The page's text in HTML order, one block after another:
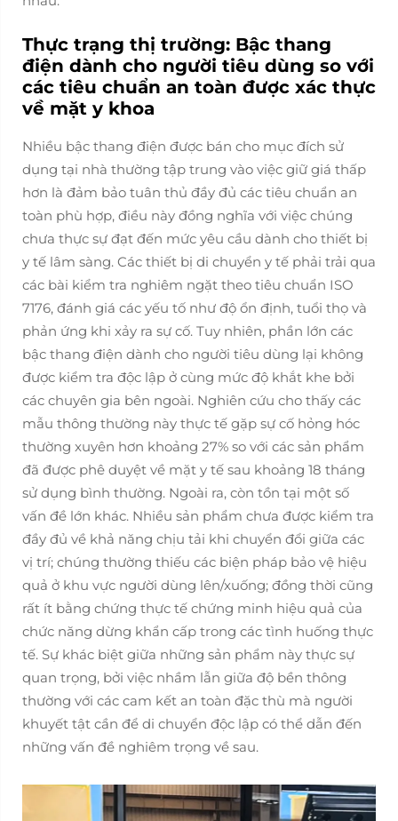
Thực trạng thị trường: Bậc thang
điện dành cho người tiêu dùng so với
các tiêu chuẩn an toàn được xác thực
về mặt y khoa
Nhiều bậc thang điện được bán cho mục đích sử
dụng tại nhà thường tập trung vào việc giữ giá thấp
hơn là đảm bảo tuân thủ đầy đủ các tiêu chuẩn an
toàn phù hợp, điều này đồng nghĩa với việc chúng
chưa thực sự đạt đến mức yêu cầu dành cho thiết bị
y tế lâm sàng. Các thiết bị di chuyển y tế phải trải qua
các bài kiểm tra nghiêm ngặt theo tiêu chuẩn ISO
7176, đánh giá các yếu tố như độ ổn định, tuổi thọ và
phản ứng khi xảy ra sự cố. Tuy nhiên, phần lớn các
bậc thang điện dành cho người tiêu dùng lại không
được kiểm tra độc lập ở cùng mức độ khắt khe bởi
các chuyên gia bên ngoài. Nghiên cứu cho thấy các
mẫu thông thường này thực tế gặp sự cố hỏng hóc
thường xuyên hơn khoảng 27% so với các sản phẩm
đã được phê duyệt về mặt y tế sau khoảng 18 tháng
sử dụng bình thường. Ngoài ra, còn tồn tại một số
vấn đề lớn khác. Nhiều sản phẩm chưa được kiểm tra
đầy đủ về khả năng chịu tải khi chuyển đổi giữa các
vị trí; chúng thường thiếu các biện pháp bảo vệ hiệu
quả ở khu vực người dùng lên/xuống; đồng thời cũng
rất ít bằng chứng thực tế chứng minh hiệu quả của
chức năng dừng khẩn cấp trong các tình huống thực
tế. Sự khác biệt giữa những sản phẩm này thực sự
quan trọng, bởi việc nhầm lẫn giữa độ bền thông
thường với các cam kết an toàn đặc thù mà người
khuyết tật cần để di chuyển độc lập có thể dẫn đến
những vấn đề nghiêm trọng về sau.